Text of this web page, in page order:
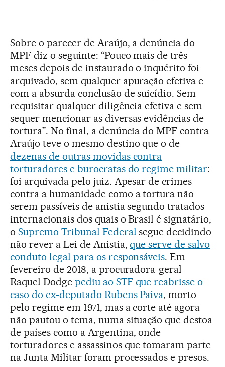
Sobre o parecer de Araújo, a denúncia do
MPF diz o seguinte: “Pouco mais de três
meses depois de instaurado o inquérito foi
arquivado, sem qualquer apuração efetiva e
com a absurda conclusão de suicídio. Sem
requisitar qualquer diligência efetiva e sem
sequer mencionar as diversas evidências de
tortura”. No final, a denúncia do MPF contra
Araújo teve o mesmo destino que o de
dezenas de outras movidas contra
torturadores e burocratas do regime militar:
foi arquivada pelo juiz. Apesar de crimes
contra a humanidade como a tortura não
serem passíveis de anistia segundo tratados
internacionais dos quais o Brasil é signatário,
o Supremo Tribunal Federal segue decidindo
não rever a Lei de Anistia,que serve de salvo
conduto legal para os responsáveis. Em
fevereiro de 2018, a procuradora-geral
Raquel Dodge pediu ao STF que reabrisse o
caso do ex-deputado Rubens Paiva, morto
pelo regime em 1971, mas a corte até agora
não pautou o tema, numa situação que destoa
de países como a Argentina, onde
torturadores e assassinos que tomaram parte
na Junta Militar foram processados e presos.